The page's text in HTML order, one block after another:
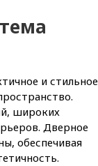
и стильное
широких
Дверное
обеспечивая